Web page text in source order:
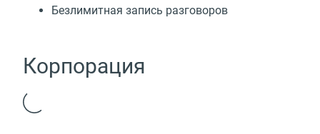
Безлимитная запись разговоров
Корпорация